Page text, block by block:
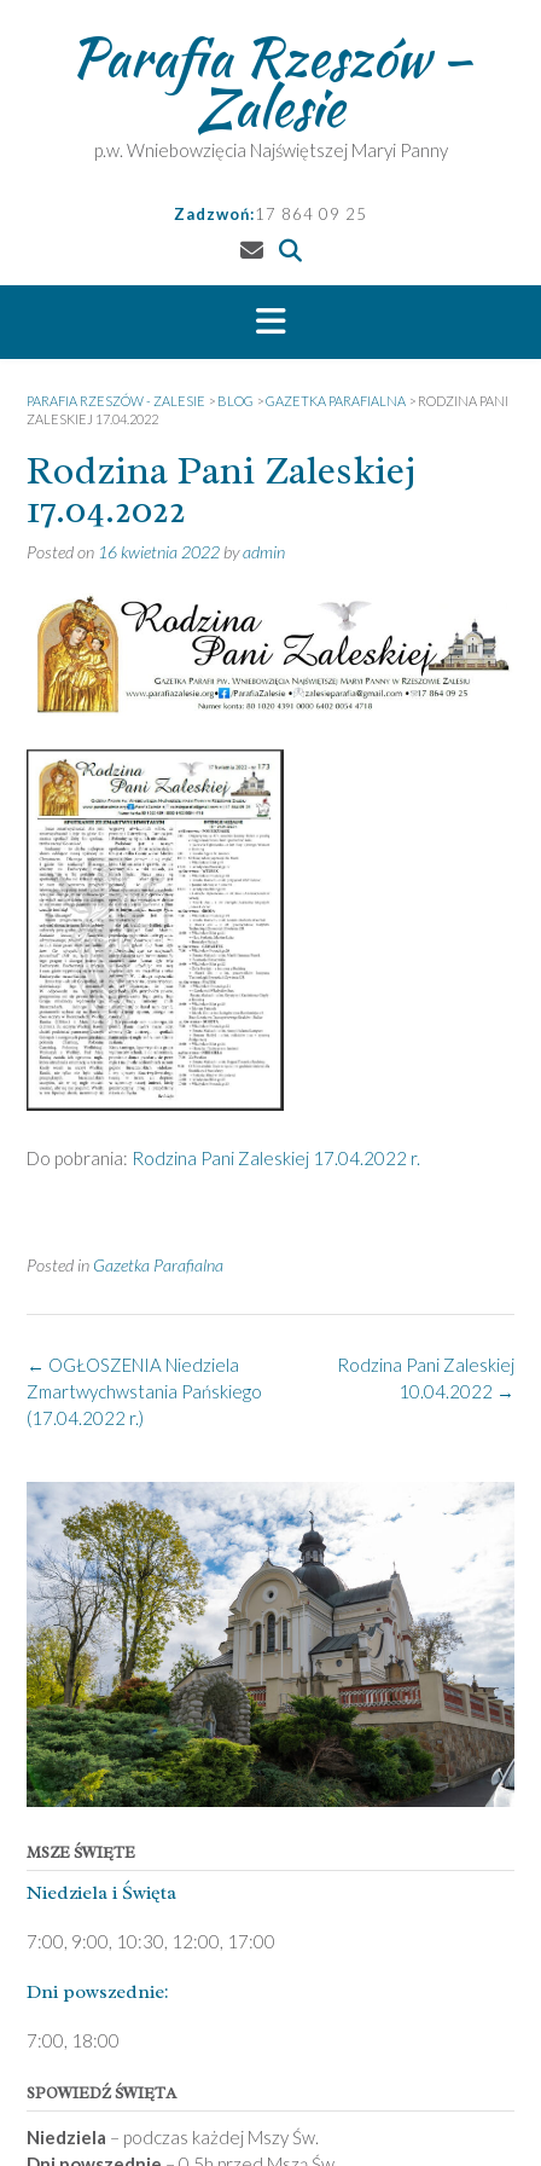
Parafia Rzeszów –
Zalesie
p.w. Wniebowzięcia Najświętszej Maryi Panny
Zadzwoń:17 864 09 25
PARAFIA RZESZÓW - ZALESIE > BLOG >GAZETKA PARAFIALNA > RODZINA PANI
ZALESKIEJ 17.04.2022
Rodzina Pani Zaleskiej
17.04.2022
Posted on 16 kwietnia 2022 byadmin
Do pobrania: Rodzina Pani Zaleskiej 17.04.2022 r.
Posted in Gazetka Parafialna
Post
navigation
Rodzina Pani Zaleskiej
10.04.2022 →
← OGŁOSZENIA Niedziela
Zmartwychwstania Pańskiego
(17.04.2022 r.)
MSZE ŚWIĘTE
Niedziela ­i Święta
7:00, 9:00, 10:30, 12:00, 17:00
Dni pows­zednie:
7­:00, 18:00­
SPOWIEDŹ ŚWIĘTA
Niedziela – podczas każdej Mszy Św.